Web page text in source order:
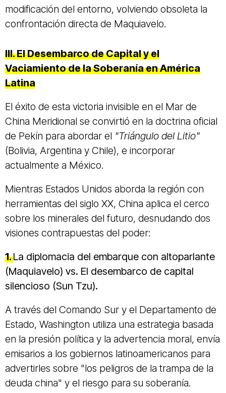
modificación del entorno, volviendo obsoleta la
confrontación directa de Maquiavelo.
III. El Desembarco de Capital y el
Vaciamiento de la Soberanía en América
Latina
El éxito de esta victoria invisible en el Mar de
China Meridional se convirtió en la doctrina oficial
de Pekín para abordar el "Triángulo del Litio"
(Bolivia, Argentina y Chile), e incorporar
actualmente a México.
Mientras Estados Unidos aborda la región con
herramientas del siglo XX, China aplica el cerco
sobre los minerales del futuro, desnudando dos
visiones contrapuestas del poder:
1. La diplomacia del embarque con altoparlante
(Maquiavelo) vs. El desembarco de capital
silencioso (Sun Tzu).
A través del Comando Sur y el Departamento de
Estado, Washington utiliza una estrategia basada
en la presión política y la advertencia moral, envía
emisarios a los gobiernos latinoamericanos para
advertirles sobre "los peligros de la trampa de la
deuda china" y el riesgo para su soberanía.